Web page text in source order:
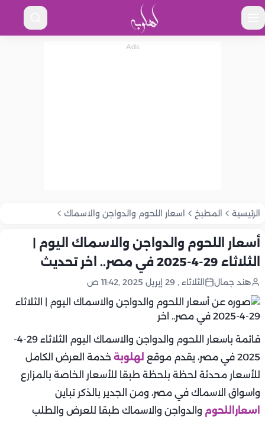
الرئيسية المطبخ اسعار اللحوم والدواجن والاسماك
أسعار اللحوم والدواجن والاسماك اليوم |
الثلاثاء 29-4-2025 في مصر.. اخر تحديث
هند جمال الثلاثاء , 29 إبريل 2025 ,11:42 ص
قائمة باسعار اللحوم والدواجن والاسماك اليوم الثلاثاء 29-4-
2025 في مصر، يقدم موقع
لهلوبة خدمة العرض الكامل
للأسعار محدثة لحظة بلحظة طبقا للأسعار الخاصة بالمزارع
واسواق الاسماك في مصر، ومن الجدير بالذكر تباين
اسعاراللحوم والدواجن والاسماك طبقا للعرض والطلب